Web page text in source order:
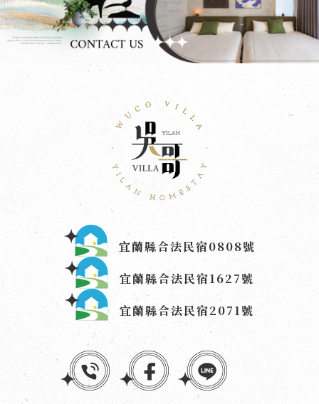
宜蘭縣合法民宿0808號
宜蘭縣合法民宿1627號
宜蘭縣合法民宿2071號